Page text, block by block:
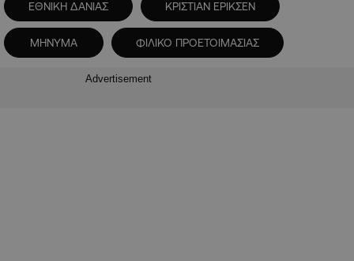
ΕΘΝΙΚΗ ΔΑΝΙΑΣ ΚΡΙΣΤΙΑΝ ΕΡΙΚΣΕΝ
ΜΗΝΥΜΑ ΦΙΛΙΚΟ ΠΡΟΕΤΟΙΜΑΣΙΑΣ
Advertisement